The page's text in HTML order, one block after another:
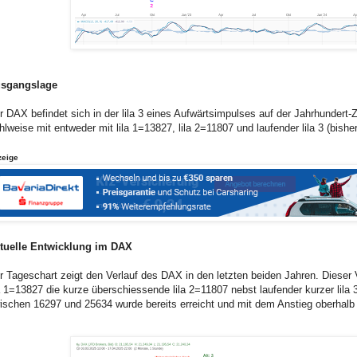
DAX befindet sich in der lila 3 eines Aufwärtsimpulses auf der
mit entweder mit lila 1=13827, lila 2=11807 und laufender lila 3
Entwicklung im DAX
Tageschart zeigt den Verlauf des DAX in den letzten beiden Jahren.
1=13827 die kurze überschiessende lila 2=11807 nebst laufender kurzer
16297 und 25634 wurde bereits erreicht und mit dem Anstieg